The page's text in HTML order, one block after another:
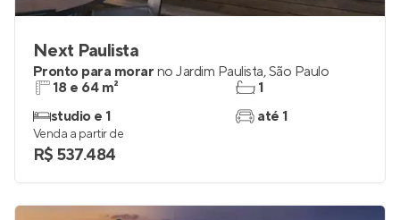
Next Paulista
Pronto para morar no Jardim Paulista,São Paulo
18 e 64 m²
studio e 1
1
até 1
Venda a partir de
R$ 537.484